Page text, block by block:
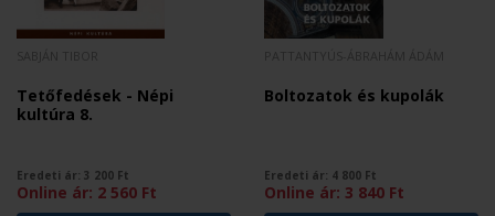
Tetőfedések - Népi
kultúra 8.
Eredeti ár: 3 200 Ft
Online ár: 2 560 Ft
Boltozatok és kupolák
Eredeti ár: 4 800 Ft
Online ár: 3 840 Ft